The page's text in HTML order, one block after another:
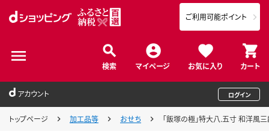
検索 マイページ お気に入り カート
ご利用可能ポイント
アカウント ログイン
トップページ 加工品等 おせち 「飯塚の極」特大八.五寸 和洋風